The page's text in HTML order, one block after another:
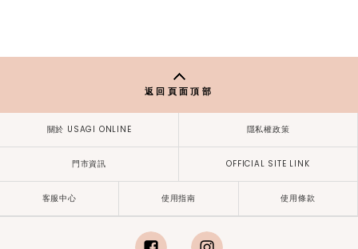
返回頁面頂部
關於 USAGI ONLINE 隱私權政策
門市資訊 OFFICIAL SITE LINK
客服中心 使用指南 使用條款